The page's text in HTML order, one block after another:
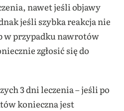
nawet jeśli objawy
jeśli szybka reakcja nie
przypadku nawrotów
zgłosić się do
3 dni leczenia – jeśli po
konieczna jest